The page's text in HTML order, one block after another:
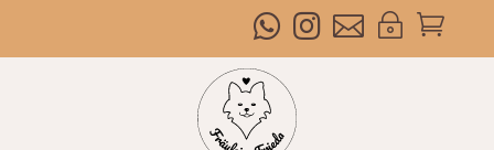

~


